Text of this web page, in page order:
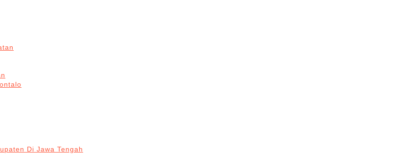
Di Jawa Tengah